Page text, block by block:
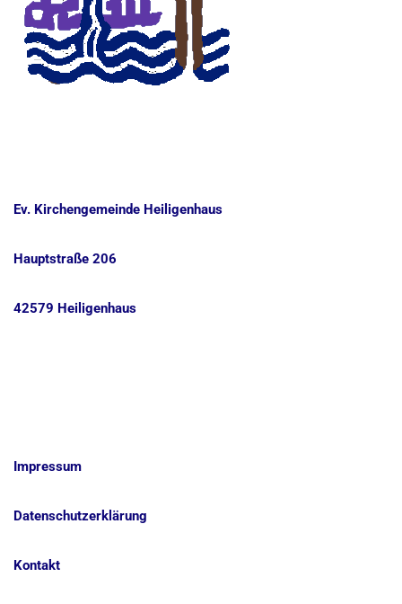
Ev. Kirchengemeinde Heiligenhaus
Hauptstraße 206
42579 Heiligenhaus
Impressum
Datenschutzerklärung
Kontakt